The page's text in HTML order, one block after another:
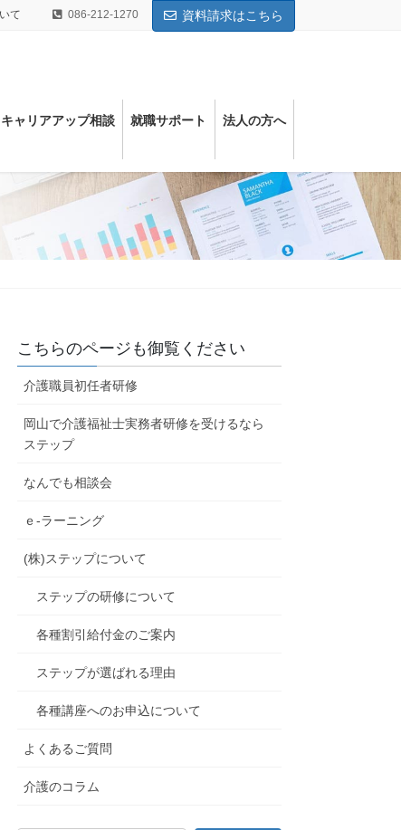
て 086-212-1270 資料請求はこちら
キャリアアップ相談 就職サポート 法⼈の⽅へ
こちらのページも御覧ください
介護職員初任者研修
岡山で介護福祉士実務者研修を受けるなら
ステップ
なんでも相談会
ｅ-ラーニング
(株)ステップについて
ステップの研修について
各種割引給付金のご案内
ステップが選ばれる理由
各種講座へのお申込について
よくあるご質問
介護のコラム